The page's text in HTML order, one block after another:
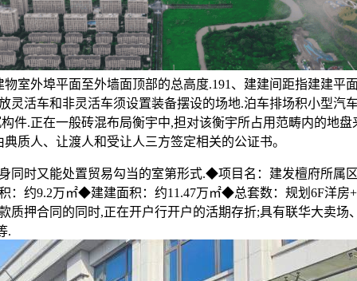
物室外埠平面至外墙面顶部的总高度.191、建建间距指建建平
灵活车和非灵活车须设置装备摆设的场地.泊车排场积小型汽
件.正在一般砖混布局衡宇中,担对该衡宇所占用范畴内的地
质人、让渡人和受让人三方签定相关的公证书。
又能处置贸易勾当的室第形式.◆项目名：建发檀府所属
：约9.2万㎡◆建建面积：约11.47万㎡◆总套数：规划6F洋房
质押合同的同时,正在开户行开户的活期存折;具有联华大卖场
.